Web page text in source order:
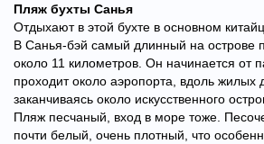
Пляж бухты Санья
Отдыхают в этой бухте в основном
В Санья-бэй самый длинный на острове
около 11 километров. Он начинается от
проходит около аэропорта, вдоль жилых
заканчиваясь около искусственного
Пляж песчаный, вход в море тоже.
почти белый, очень плотный, что